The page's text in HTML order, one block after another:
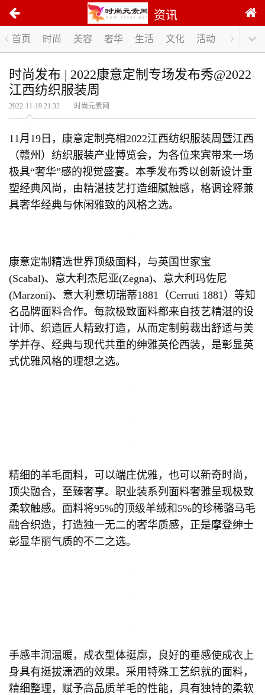
资讯
首页 时尚 美容 奢华 生活 文化 活动
时尚发布 | 2022康意定制专场发布秀@2022
江西纺织服装周
2022-11-19 21:32 时尚元素网
11月19日，康意定制亮相2022江西纺织服装周暨江西
（赣州）纺织服装产业博览会，为各位来宾带来一场
极具“奢华”感的视觉盛宴。本季发布秀以创新设计重
塑经典风尚，由精湛技艺打造细腻触感，格调诠释兼
具奢华经典与休闲雅致的风格之选。
康意定制精选世界顶级面料，与英国世家宝
(Scabal)、意大利杰尼亚(Zegna)、意大利玛佐尼
(Marzoni)、意大利意切瑞蒂1881（Cerruti 1881）等知
名品牌面料合作。每款极致面料都来自技艺精湛的设
计师、织造匠人精致打造，从而定制剪裁出舒适与美
学并存、经典与现代共重的绅雅英伦西装，是彰显英
式优雅风格的理想之选。
精细的羊毛面料，可以端庄优雅，也可以新奇时尚，
顶尖融合，至臻奢享。职业装系列面料奢雅呈现极致
柔软触感。面料将95%的顶级羊绒和5%的珍稀骆马毛
融合织造，打造独一无二的奢华质感，正是摩登绅士
彰显华丽气质的不二之选。
手感丰润温暖，成衣型体挺廓，良好的垂感使成衣上
身具有挺拔潇洒的效果。采用特殊工艺织就的面料，
精细整理，赋予高品质羊毛的性能，具有独特的柔软